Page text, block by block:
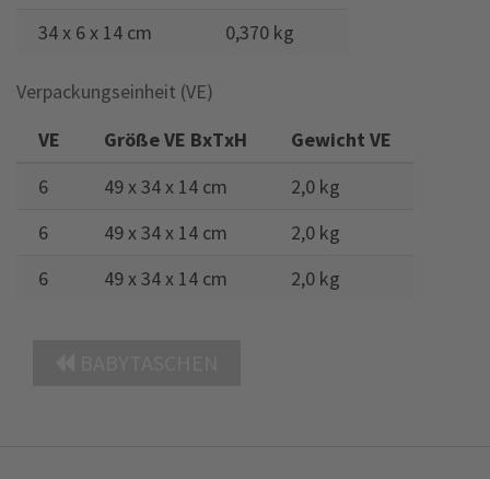
34 x 6 x 14 cm
0,370 kg
Verpackungseinheit (VE)
VE
Größe VE BxTxH
Gewicht VE
6
49 x 34 x 14 cm
2,0 kg
6
49 x 34 x 14 cm
2,0 kg
6
49 x 34 x 14 cm 2,0 kg